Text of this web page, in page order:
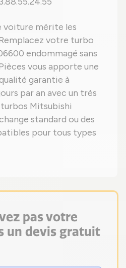
voiture mérite les
votre turbo
endommagé sans
vous apporte une
garantie à
par an avec un très
Mitsubishi
standard ou des
pour tous types
pas votre
un devis gratuit